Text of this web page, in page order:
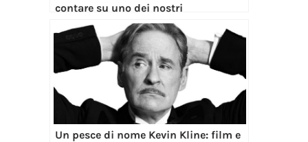
contare su uno dei nostri
Un pesce di nome Kevin Kline: film e